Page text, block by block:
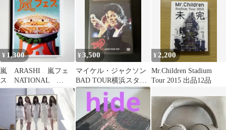
¥ 1,300
嵐 ARASHI 嵐フェ
ス NATIONAL
STADIUM 2012 DVD
¥3,500
マイケル・ジャクソン
BAD TOUR横浜スタジ
アム未発表DVD！ピク
チャー仕様！
¥ 2,200
Mr.Children Stadium
Tour 2015 出品12品